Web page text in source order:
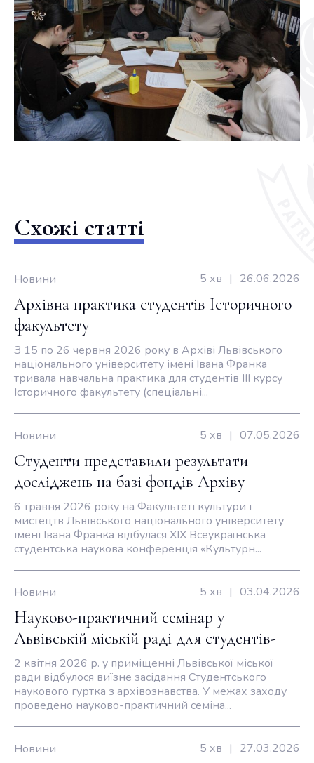
Схожі статті
Новини 5 хв | 26.06.2026
Архівна практика студентів Історичного
факультету
З 15 по 26 червня 2026 року в Архіві Львівського
національного університету імені Івана Франка
тривала навчальна практика для студентів ІІІ курсу
Історичного факультету (спеціальні...
Новини 5 хв | 07.05.2026
Студенти представили результати
досліджень на базі фондів Архіву
Університету
6 травня 2026 року на Факультеті культури і
мистецтв Львівського національного університету
імені Івана Франка відбулася ХІХ Всеукраїнська
студентська наукова конференція «Культурн...
Новини 5 хв | 03.04.2026
Науково-практичний семінар у
Львівській міській раді для студентів-
архівістів
2 квітня 2026 р. у приміщенні Львівської міської
ради відбулося виїзне засідання Студентського
наукового гуртка з архівознавства. У межах заходу
проведено науково-практичний семіна...
Новини 5 хв | 27.03.2026